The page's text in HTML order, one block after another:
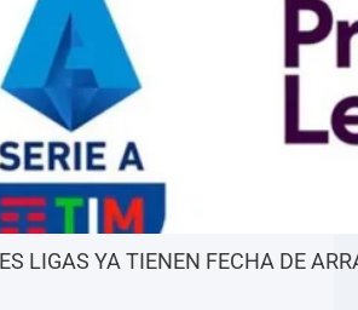
LIGAS YA TIENEN FECHA DE